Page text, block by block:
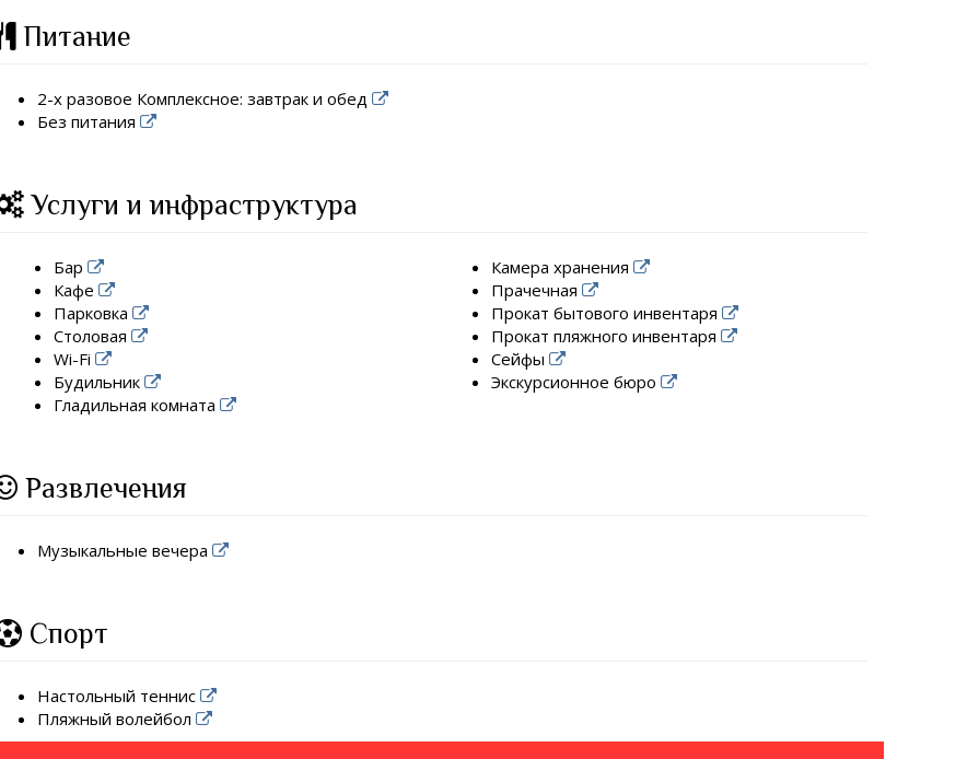
Питание
2-х разовое Комплексное: завтрак и обед
Без питания
Услуги и инфраструктура
Бар
Кафе
Парковка
Столовая
Wi-Fi
Будильник
Гладильная комната
Камера хранения
Прачечная
Прокат бытового инвентаря
Прокат пляжного инвентаря
Сейфы
Экскурсионное бюро
Развлечения
Музыкальные вечера
Спорт
Настольный теннис
Пляжный волейбол